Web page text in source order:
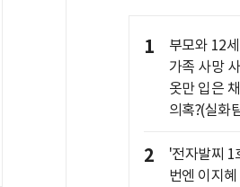
1
부모와 12
가족 사망
옷만 입은
의혹?(실화
2
'전자발찌 1
번엔 이지혜